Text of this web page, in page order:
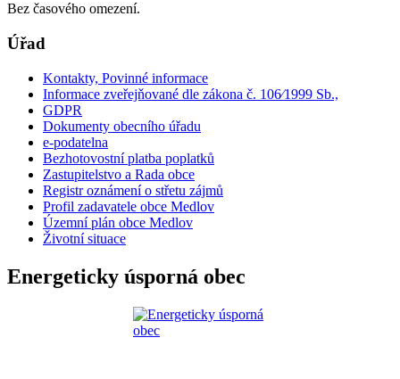
Bez časového omezení.
Úřad
Kontakty, Povinné informace
Informace zveřejňované dle zákona č. 106⁄1999 Sb.,
GDPR
Dokumenty obecního úřadu
e-podatelna
Bezhotovostní platba poplatků
Zastupitelstvo a Rada obce
Registr oznámení o střetu zájmů
Profil zadavatele obce Medlov
Územní plán obce Medlov
Životní situace
Energeticky úsporná obec